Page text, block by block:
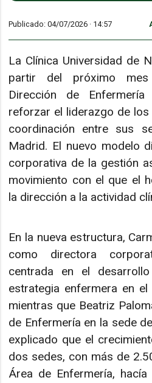
Publicado: 04/07/2026 · 14:57
La Clínica Universidad de
partir del próximo
Dirección de
reforzar el liderazgo de
coordinación entre sus
Madrid. El nuevo modelo
corporativa de la gestión
movimiento con el que el
la dirección a la actividad
En la nueva estructura,
como directora
centrada en el
estrategia enfermera en
mientras que Beatriz
de Enfermería en la sede
explicado que el
dos sedes, con más de
Área de Enfermería,